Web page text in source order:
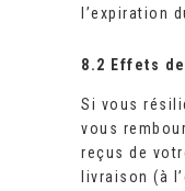
l’expiration
8.2 Effets
Si vous
vous
reçus de
livraison (à